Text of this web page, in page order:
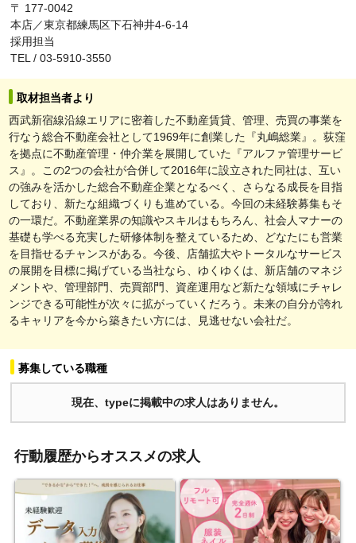
〒 177-0042
本店／東京都練馬区下石神井4-6-14
採用担当
TEL / 03-5910-3550
取材担当者より
西武新宿線沿線エリアに密着した不動産賃貸、管理、売買の事業を
行なう総合不動産会社として1969年に創業した『丸嶋総業』。荻窪
を拠点に不動産管理・仲介業を展開していた『アルファ管理サービ
ス』。この2つの会社が合併して2016年に設立された同社は、互い
の強みを活かした総合不動産企業となるべく、さらなる成長を目指
しており、新たな組織づくりも進めている。今回の未経験募集もそ
の一環だ。不動産業界の知識やスキルはもちろん、社会人マナーの
基礎も学べる充実した研修体制を整えているため、どなたにも営業
を目指せるチャンスがある。今後、店舗拡大やトータルなサービス
の展開を目標に掲げている当社なら、ゆくゆくは、新店舗のマネジ
メントや、管理部門、売買部門、資産運用など新たな領域にチャレ
ンジできる可能性が次々に拡がっていくだろう。未来の自分が誇れ
るキャリアを今から築きたい方には、見逃せない会社だ。
募集している職種
現在、typeに掲載中の求人はありません。
行動履歴からオススメの求人